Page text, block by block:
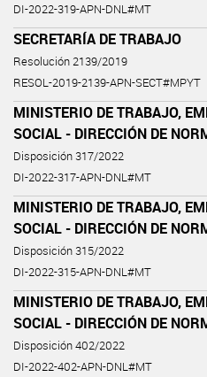
DI-2022-319-APN-DNL#MT
SECRETARÍA DE TRABAJO
Resolución 2139/2019
RESOL-2019-2139-APN-SECT#MPYT
MINISTERIO DE TRABAJO,
SOCIAL - DIRECCIÓN DE
Disposición 317/2022
DI-2022-317-APN-DNL#MT
MINISTERIO DE TRABAJO,
SOCIAL - DIRECCIÓN DE
Disposición 315/2022
DI-2022-315-APN-DNL#MT
MINISTERIO DE TRABAJO,
SOCIAL - DIRECCIÓN DE
Disposición 402/2022
DI-2022-402-APN-DNL#MT